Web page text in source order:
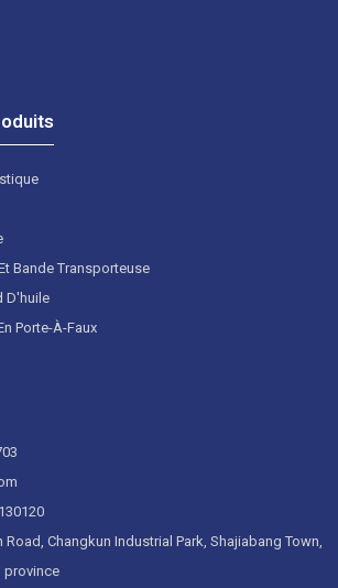
Bande Transporteuse
D'huile
Porte-À-Faux
Road, Changkun Industrial Park, Shajiabang Town,
province